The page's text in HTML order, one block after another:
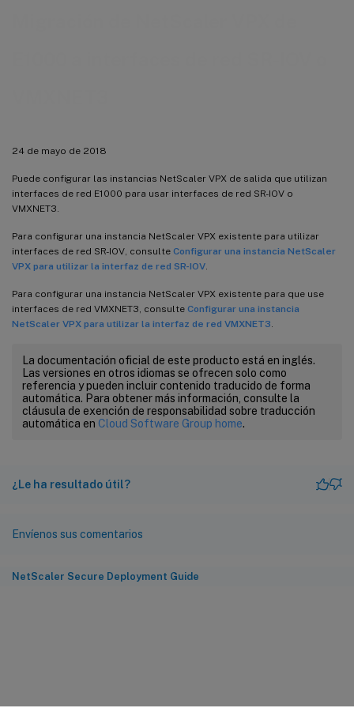
24 de mayo de 2018
Puede configurar las instancias NetScaler VPX de salida que utilizan
interfaces de red E1000 para usar interfaces de red SR-IOV o
VMXNET3.
Para configurar una instancia NetScaler VPX existente para utilizar
interfaces de red SR-IOV, consulte Configurar una instancia NetScaler
VPX para utilizar la interfaz de red SR-IOV
Para configurar una instancia NetScaler VPX existente para que use
interfaces de red VMXNET3, consulte Configurar una instancia
NetScaler VPX para utilizar la interfaz de red VMXNET3
La documentación oficial de este producto está en inglés.
Las versiones en otros idiomas se ofrecen solo como
referencia y pueden incluir contenido traducido de forma
automática. Para obtener más información, consulte la
cláusula de exención de responsabilidad sobre traducción
automática en Cloud Software Group home.
¿Le ha resultado útil?
Envíenos sus comentarios
NetScaler Secure Deployment Guide